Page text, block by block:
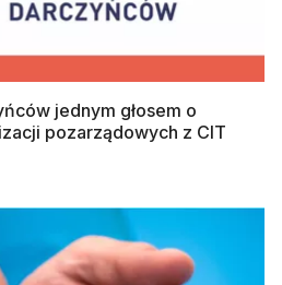
jednym głosem o
pozarządowych z CIT